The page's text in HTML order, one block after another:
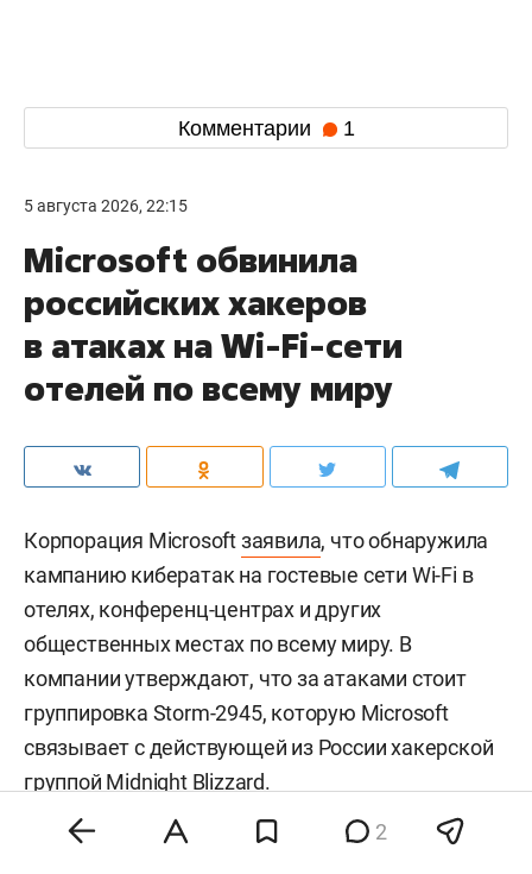
Комментарии 1
5 августа 2026, 22:15
Microsoft обвинила
российских хакеров
в атаках на Wi-Fi-сети
отелей по всему миру
Корпорация Microsoftзаявила, что обнаружила
кампанию кибератак на гостевые сети Wi-Fi в
отелях, конференц-центрах и других
общественных местах по всему миру. В
компании утверждают, что за атаками стоит
группировка Storm-2945, которую Microsoft
связывает с действующей из России хакерской
группой Midnight Blizzard.
2